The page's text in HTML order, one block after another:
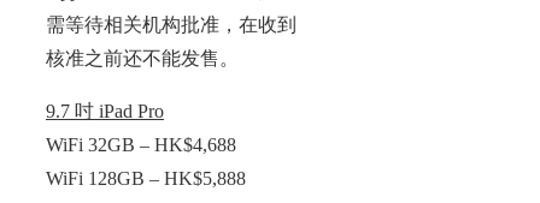
需等待相关机构批准，在收到
核准之前还不能发售。
9.7 吋 iPad Pro
WiFi 32GB – HK$4,688
WiFi 128GB – HK$5,888